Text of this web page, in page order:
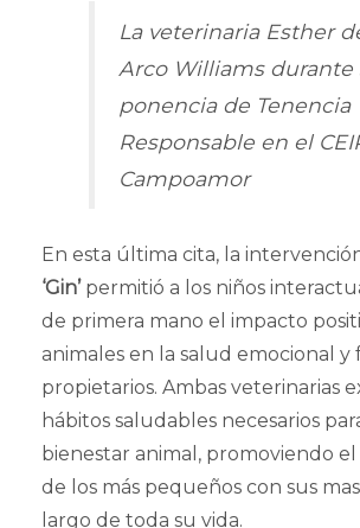
La veterinaria Esther
Arco Williams durante
ponencia de Tenencia
Responsable en el
Campoamor
En esta última cita, la
‘Gin’permitió a los niños
de primera mano el impacto
animales en la salud emocional y
propietarios. Ambas veterinarias
hábitos saludables necesarios
bienestar animal, promoviendo
de los más pequeños con sus
largo de toda su vida.